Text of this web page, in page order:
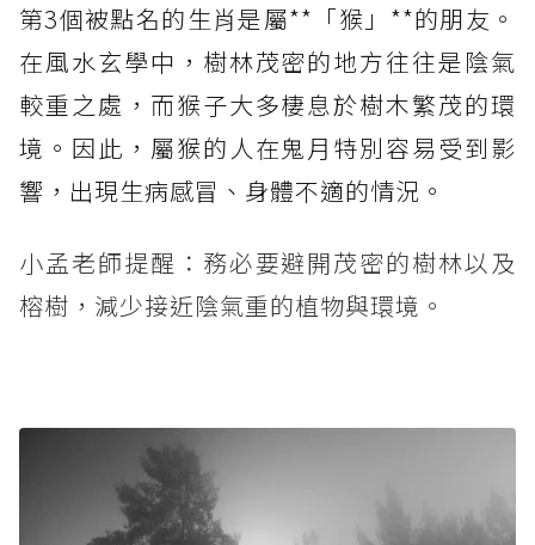
第3個被點名的生肖是屬**「猴」**的朋友。
在風水玄學中，樹林茂密的地方往往是陰氣
較重之處，而猴子大多棲息於樹木繁茂的環
境。因此，屬猴的人在鬼月特別容易受到影
響，出現生病感冒、身體不適的情況。
小孟老師提醒：務必要避開茂密的樹林以及
榕樹，減少接近陰氣重的植物與環境。